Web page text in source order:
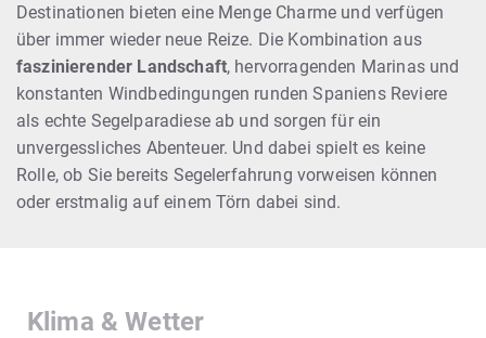
Destinationen bieten eine Menge Charme und verfügen
über immer wieder neue Reize. Die Kombination aus
faszinierender Landschaft, hervorragenden Marinas und
konstanten Windbedingungen runden Spaniens Reviere
als echte Segelparadiese ab und sorgen für ein
unvergessliches Abenteuer. Und dabei spielt es keine
Rolle, ob Sie bereits Segelerfahrung vorweisen können
oder erstmalig auf einem Törn dabei sind.
Klima & Wetter